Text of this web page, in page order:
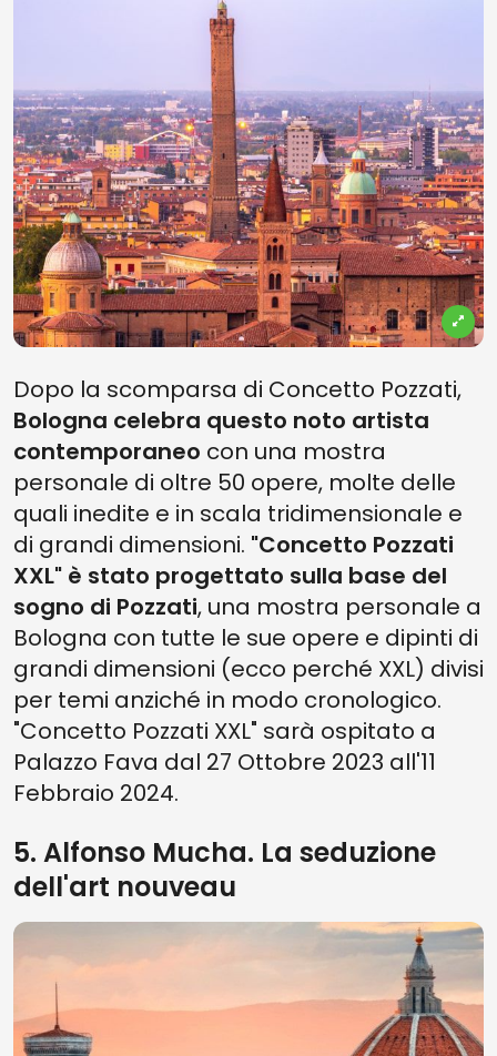
Dopo la scomparsa di Concetto Pozzati,
Bologna celebra questo noto artista
contemporaneo con una mostra
personale di oltre 50 opere, molte delle
quali inedite e in scala tridimensionale e
di grandi dimensioni. "Concetto Pozzati
XXL" è stato progettato sulla base del
sogno di Pozzati, una mostra personale a
Bologna con tutte le sue opere e dipinti di
grandi dimensioni (ecco perché XXL) divisi
per temi anziché in modo cronologico.
"Concetto Pozzati XXL" sarà ospitato a
Palazzo Fava dal 27 Ottobre 2023 all'11
Febbraio 2024.
5. Alfonso Mucha. La seduzione
dell'art nouveau